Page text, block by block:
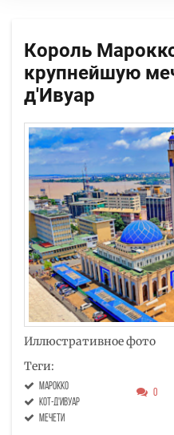
Король
крупнейшую
д'Ивуар
Иллюстративное фото
Теги:
Марокко
Кот-д'Ивуар
мечети
0